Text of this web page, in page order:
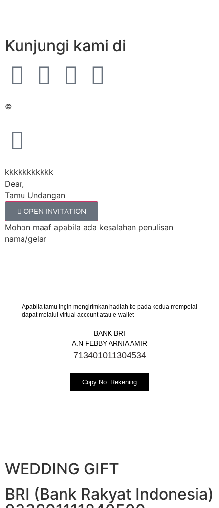
Kunjungi kami di
©
kkkkkkkkkkk
Dear,
Tamu Undangan
OPEN INVITATION
Mohon maaf apabila ada kesalahan penulisan
nama/gelar
Apabila tamu ingin mengirimkan hadiah ke pada kedua mempelai
dapat melalui virtual account atau e-wallet
BANK BRI
A.N FEBBY ARNIA AMIR
713401011304534
Copy No. Rekening
WEDDING GIFT
BRI (Bank Rakyat Indonesia)